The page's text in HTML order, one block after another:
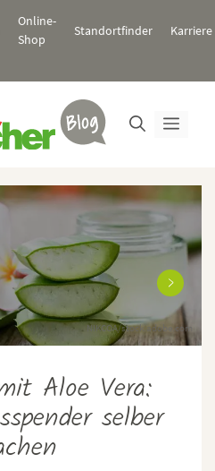
Online-
Shop
Standortfinder Karriere
Menü
NIKCOA/stock.adobe.com
Aloe Vera:
selber